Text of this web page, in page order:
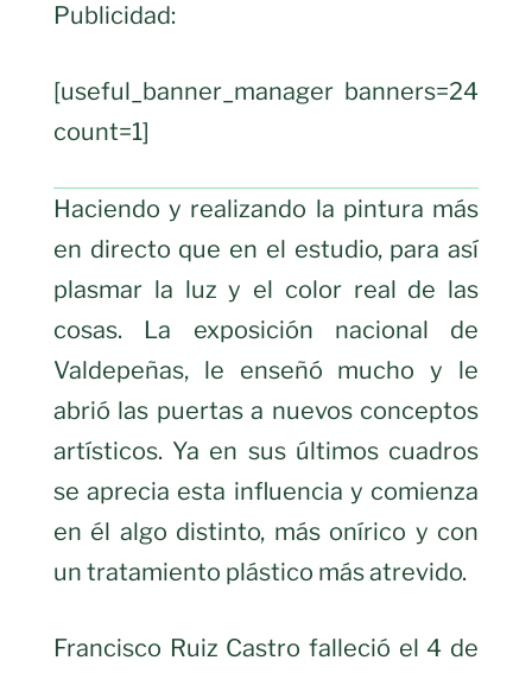
Publicidad:
[useful_banner_manager banners=24
count=1]
Haciendo y realizando la pintura más
en directo que en el estudio, para así
plasmar la luz y el color real de las
cosas. La exposición nacional de
Valdepeñas, le enseñó mucho y le
abrió las puertas a nuevos conceptos
artísticos. Ya en sus últimos cuadros
se aprecia esta influencia y comienza
en él algo distinto, más onírico y con
un tratamiento plástico más atrevido.
Francisco Ruiz Castro falleció el 4 de